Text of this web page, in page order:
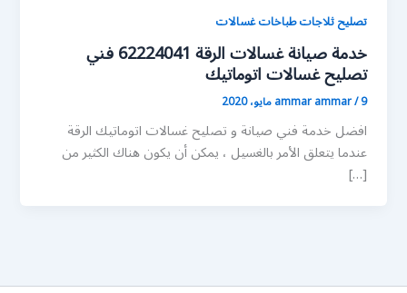
تصليح ثلاجات طباخات غسالات
خدمة صيانة غسالات الرقة 62224041 فني
تصليح غسالات اتوماتيك
ammar ammar/9 مايو، 2020
افضل خدمة فني صيانة و تصليح غسالات اتوماتيك الرقة
عندما يتعلق الأمر بالغسيل ، يمكن أن يكون هناك الكثير من
[…]